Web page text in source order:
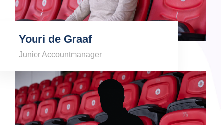
Youri de Graaf
Junior Accountmanager